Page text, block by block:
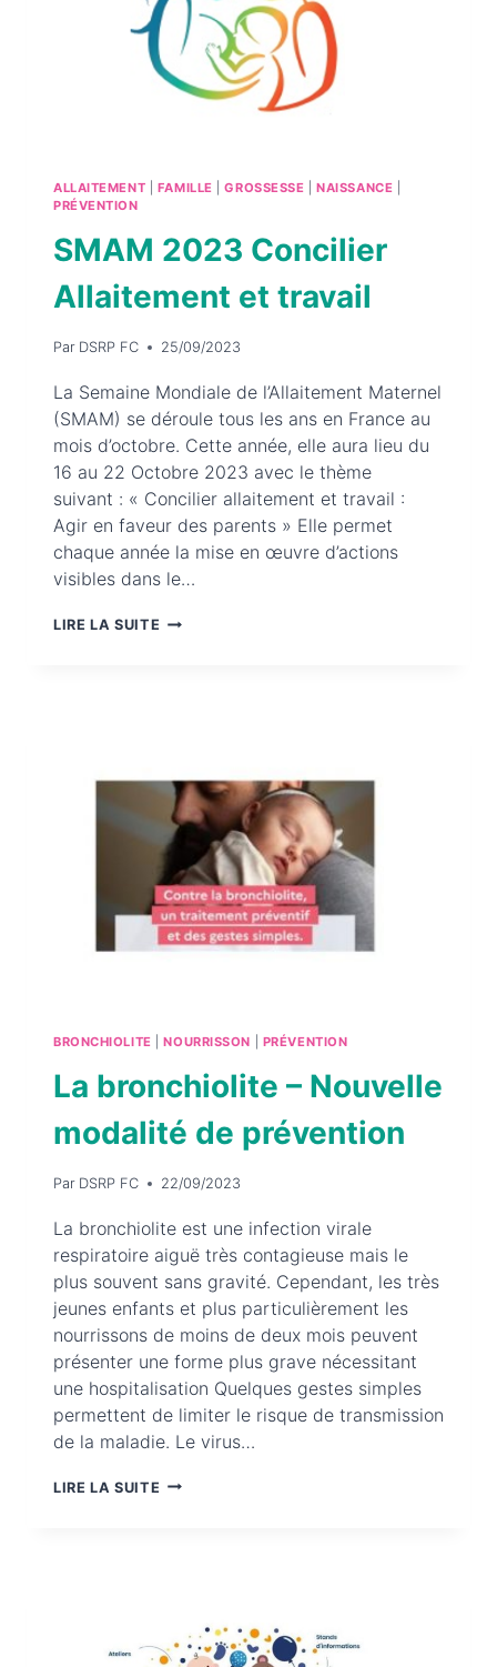
ALLAITEMENT FAMILLE |GROSSESSE |NAISSANCE
PRÉVENTION
SMAM 2023 Concilier
Allaitement et travail
Par DSRP FC 25/09/2023
La Semaine Mondiale de l’Allaitement Maternel
(SMAM) se déroule tous les ans en France au
mois d’octobre. Cette année, elle aura lieu du
16 au 22 Octobre 2023 avec le thème
suivant : « Concilier allaitement et travail :
Agir en faveur des parents » Elle permet
chaque année la mise en œuvre d’actions
visibles dans le…
LIRE LA SUITE SMAM
BRONCHIOLITE |NOURRISSON PRÉVENTION
La bronchiolite – Nouvelle
modalité de prévention
Par DSRP FC 22/09/2023
La bronchiolite est une infection virale
respiratoire aiguë très contagieuse mais le
plus souvent sans gravité. Cependant, les très
jeunes enfants et plus particulièrement les
nourrissons de moins de deux mois peuvent
présenter une forme plus grave nécessitant
une hospitalisation Quelques gestes simples
permettent de limiter le risque de transmission
de la maladie. Le virus…
LIRE LA SUITE LA
PRÉVENTION